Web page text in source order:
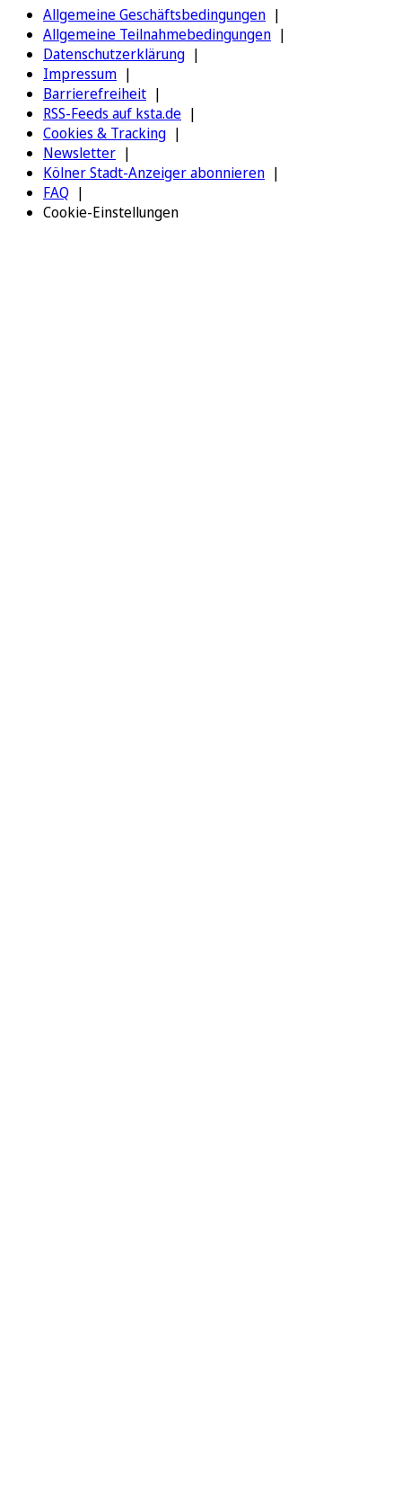
Allgemeine Geschäftsbedingungen
Allgemeine Teilnahmebedingungen
Datenschutzerklärung
Impressum
Barrierefreiheit
RSS-Feeds auf ksta.de
Cookies & Tracking
Newsletter
Kölner Stadt-Anzeiger abonnieren
FAQ
Cookie-Einstellungen